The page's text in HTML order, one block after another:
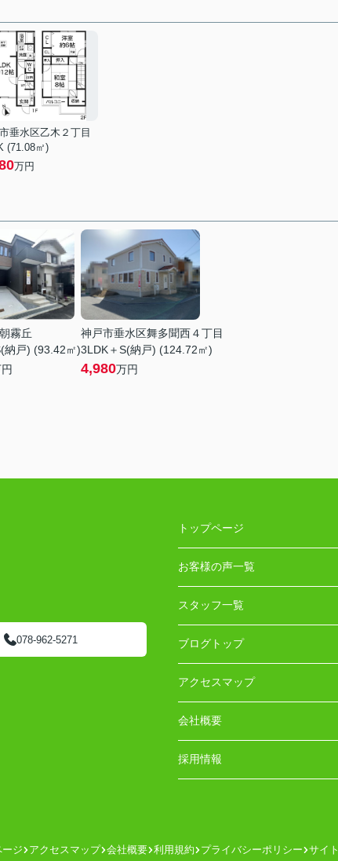
垂水区乙木２丁目
(71.08㎡)
万円
霧丘
納戸) (93.42㎡)
神戸市垂水区舞多聞西４丁目
3LDK＋S(納戸) (124.72㎡)
4,980万円
078-962-5271
トップページ
お客様の声一覧
スタッフ一覧
ブログトップ
アクセスマップ
会社概要
採用情報
ージ アクセスマップ 会社概要 利用規約 プライバシーポリシー サイ